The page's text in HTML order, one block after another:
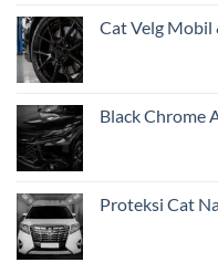
Cat Velg Mobil
Black Chrome
Proteksi Cat